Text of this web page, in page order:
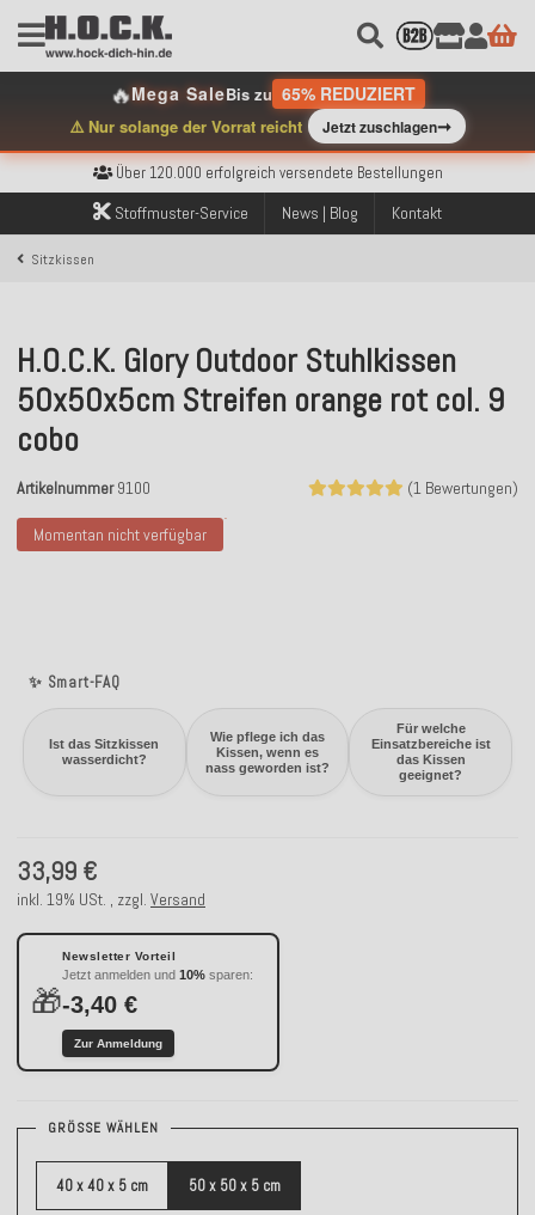
🔥Mega SaleBis zu 65% REDUZIERT
⚠️ Nur solange der Vorrat reicht Jetzt zuschlagen➞
Kostenloser Versand innerhalb Deutschlands ab 99€ Bestellwert
Über 120.000 erfolgreich versendete Bestellungen
Sicher bezahlen mit Klarna, PayPal & Amazon Pay
Kostenloser Versand innerhalb Deutschlands ab 99€ Bestellwert
Über 120.000 erfolgreich versendete Bestellungen
Stoffmuster-Service News | Blog Kontakt
Sitzkissen
Momentan nicht verfügbar
✨ Smart-FAQ
Ist das Sitzkissen
wasserdicht?
Wie pflege ich das
Kissen, wenn es
nass geworden ist?
Für welche
Einsatzbereiche ist
das Kissen
geeignet?
H.O.C.K. Glory Outdoor Stuhlkissen
50x50x5cm Streifen orange rot col. 9
cobo
(1 Bewertungen)
Artikelnummer 9100
33,99 €
inkl. 19% USt. , zzgl. Versand
🎁
Newsletter Vorteil
Jetzt anmelden und 10% sparen:
-3,40 €
Zur Anmeldung
GRÖSSE WÄHLEN
40 x 40 x 5 cm 50 x 50 x 5 cm